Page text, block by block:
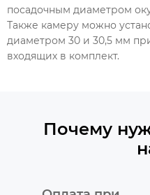
посадочным диаметром
Также камеру можно
диаметром 30 и 30,5 мм
входящих в комплект.
Почему